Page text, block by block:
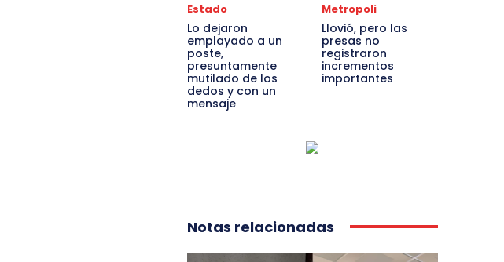
Estado
Lo dejaron
emplayado a un
poste,
presuntamente
mutilado de los
dedos y con un
mensaje
Metropoli
Llovió, pero las
presas no
registraron
incrementos
importantes
Notas relacionadas